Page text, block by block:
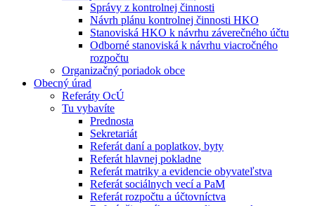
Správy z kontrolnej činnosti
Návrh plánu kontrolnej činnosti HKO
Stanoviská HKO k návrhu záverečného účtu
Odborné stanoviská k návrhu viacročného
rozpočtu
Organizačný poriadok obce
Obecný úrad
Referáty OcÚ
Tu vybavíte
Prednosta
Sekretariát
Referát daní a poplatkov, byty
Referát hlavnej pokladne
Referát matriky a evidencie obyvateľstva
Referát sociálnych vecí a PaM
Referát rozpočtu a účtovníctva